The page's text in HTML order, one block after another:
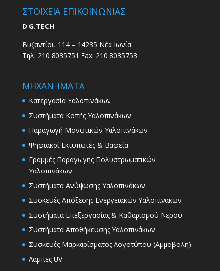
ΣΤΟΙΧΕΙΑ ΕΠΙΚΟΙΝΩΝΙΑΣ
D.G.TECH
Βυζαντίου 114 – 14235 Νέα Ιωνία
Τηλ: 210 8035751 Fax: 210 8035753
ΜΗΧΑΝΗΜΑΤΑ
Κατεργασία Υαλοπινάκων
Συστήματα Κοπής Υαλοπινάκων
Παραγωγή Μονωτικών Υαλοπινάκων
Ψηφιακοί Εκτυπωτές & Βαφεία
Γραμμές Παραγωγής Πολυστρωματικών
Υαλοπινάκων
Συστήματα Ανύψωσης Υαλοπινάκων
Συσκευές Απόξεσης Ενεργειακών Υαλοπινάκων
Συστήματα Επεξεργασίας & Καθαρισμού Νερού
Συστήματα Αποθήκευσης Υαλοπινάκων
Συσκευές Μαρκαρίσματος Λογοτύπου (Αμμοβολή)
Λάμπες UV